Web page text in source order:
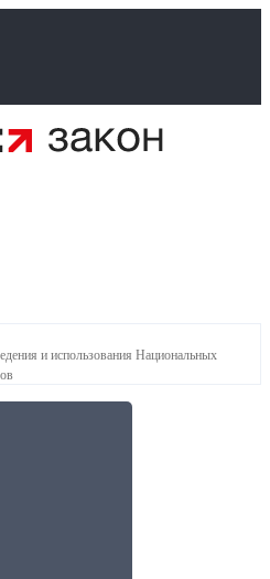
и использования Национальных